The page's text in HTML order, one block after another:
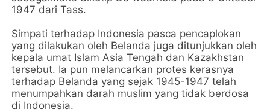
1947 dari Tass.
Simpati terhadap Indonesia pasca pencaplokan
yang dilakukan oleh Belanda juga ditunjukkan oleh
kepala umat Islam Asia Tengah dan Kazakhstan
tersebut. Ia pun melancarkan protes kerasnya
terhadap Belanda yang sejak 1945-1947 telah
menumpahkan darah muslim yang tidak berdosa
di Indonesia.